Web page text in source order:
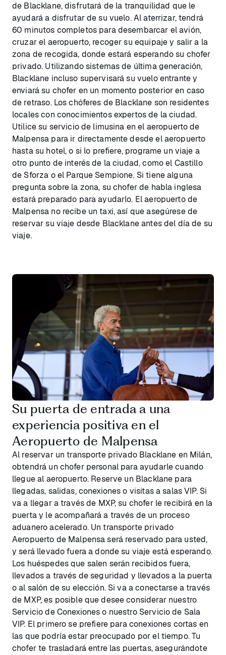
de Blacklane, disfrutará de la tranquilidad que le
ayudará a disfrutar de su vuelo. Al aterrizar, tendrá
60 minutos completos para desembarcar el avión,
cruzar el aeropuerto, recoger su equipaje y salir a la
zona de recogida, donde estará esperando su chofer
privado. Utilizando sistemas de última generación,
Blacklane incluso supervisará su vuelo entrante y
enviará su chofer en un momento posterior en caso
de retraso. Los chóferes de Blacklane son residentes
locales con conocimientos expertos de la ciudad.
Utilice su servicio de limusina en el aeropuerto de
Malpensa para ir directamente desde el aeropuerto
hasta su hotel, o si lo prefiere, programe un viaje a
otro punto de interés de la ciudad, como el Castillo
de Sforza o el Parque Sempione. Si tiene alguna
pregunta sobre la zona, su chofer de habla inglesa
estará preparado para ayudarlo. El aeropuerto de
Malpensa no recibe un taxi, así que asegúrese de
reservar su viaje desde Blacklane antes del día de su
viaje.
Su puerta de entrada a una
experiencia positiva en el
Aeropuerto de Malpensa
Al reservar un transporte privado Blacklane en Milán,
obtendrá un chofer personal para ayudarle cuando
llegue al aeropuerto. Reserve un Blacklane para
llegadas, salidas, conexiones o visitas a salas VIP. Si
va a llegar a través de MXP, su chofer le recibirá en la
puerta y le acompañará a través de un proceso
aduanero acelerado. Un transporte privado
Aeropuerto de Malpensa será reservado para usted,
y será llevado fuera a donde su viaje está esperando.
Los huéspedes que salen serán recibidos fuera,
llevados a través de seguridad y llevados a la puerta
o al salón de su elección. Si va a conectarse a través
de MXP, es posible que desee considerar nuestro
Servicio de Conexiones o nuestro Servicio de Sala
VIP. El primero se prefiere para conexiones cortas en
las que podría estar preocupado por el tiempo. Tu
chofer te trasladará entre las puertas, asegurándote